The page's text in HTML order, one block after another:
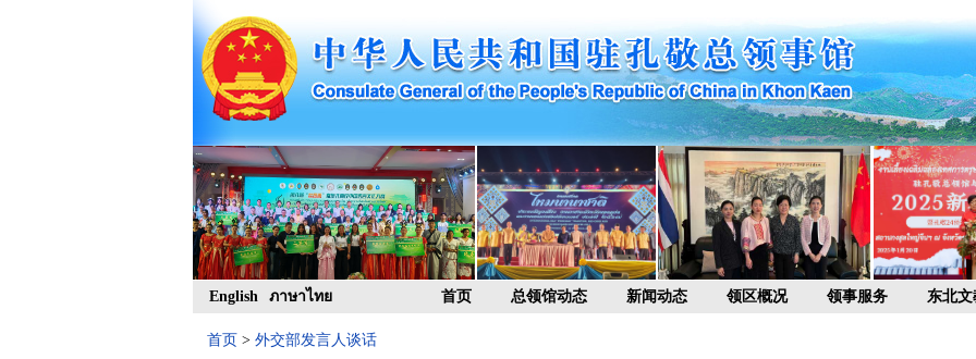
English ภาษาไทย 首页 总领馆动态 新闻动态 领区概况 领事服务 东北文
首页 > 外交部发言人谈话